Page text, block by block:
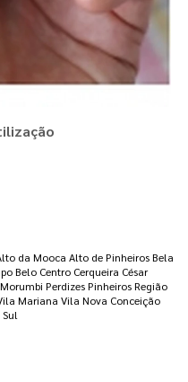
da Mooca Alto de Pinheiros Bela
Belo Centro Cerqueira César
Morumbi Perdizes Pinheiros Região
Mariana Vila Nova Conceição